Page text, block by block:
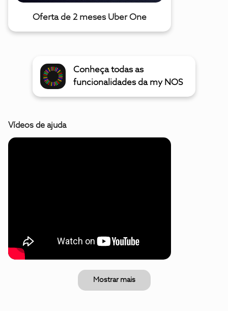
Oferta de 2 meses Uber One
Conheça todas as
funcionalidades da my NOS
Vídeos de ajuda
Mostrar mais